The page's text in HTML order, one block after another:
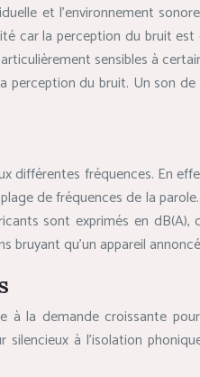
et l’environnement
car la perception du bruit est
sensibles à
perception du bruit. Un son
différentes fréquences. En
de fréquences de la
sont exprimés en
bruyant qu’un appareil
la demande croissante
à l’isolation